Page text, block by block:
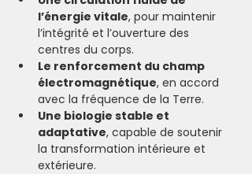
l’énergie vitale, pour maintenir
l’intégrité et l’ouverture des
centres du corps.
Le renforcement du champ
électromagnétique, en accord
avec la fréquence de la Terre.
Une biologie stable et
adaptative, capable de soutenir
la transformation intérieure et
extérieure.